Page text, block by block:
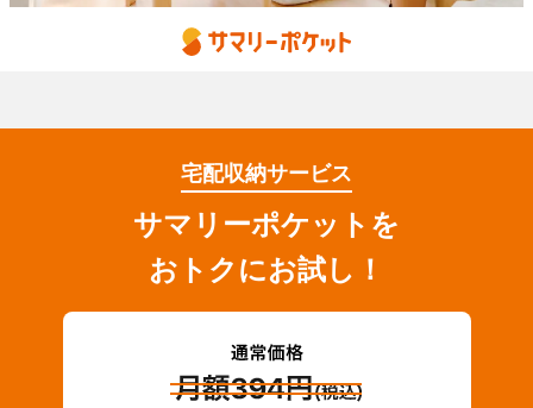
宅配収納サービス
サマリーポケットを
おトクにお試し！